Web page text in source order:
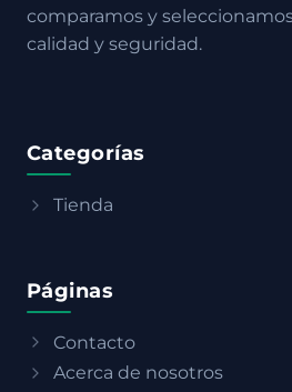
comparamos y
calidad y seguridad.
Categorías
Tienda
Páginas
Contacto
Acerca de nosotros